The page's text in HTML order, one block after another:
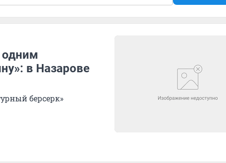
одним
в Назарове
берсерк»